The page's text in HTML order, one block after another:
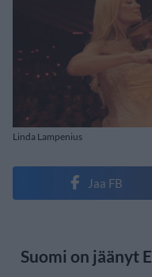
Linda Lampenius
Jaa FB
Suomi on jäänyt